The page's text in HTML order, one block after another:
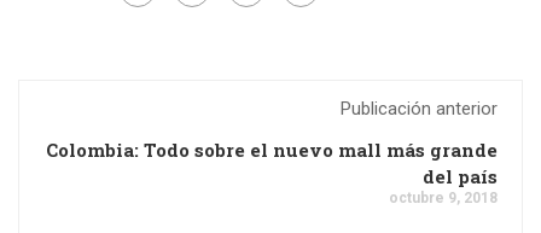
Publicación anterior
Colombia: Todo sobre el nuevo mall más grande
del país
octubre 9, 2018